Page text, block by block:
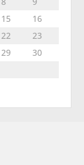
15
16
22
23
29
30